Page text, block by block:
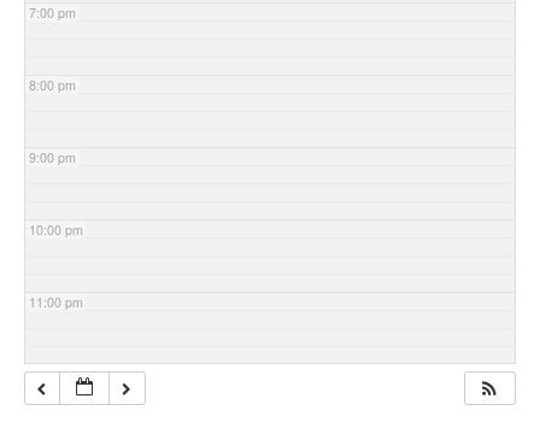
7:00 pm
8:00 pm
9:00 pm
10:00 pm
11:00 pm